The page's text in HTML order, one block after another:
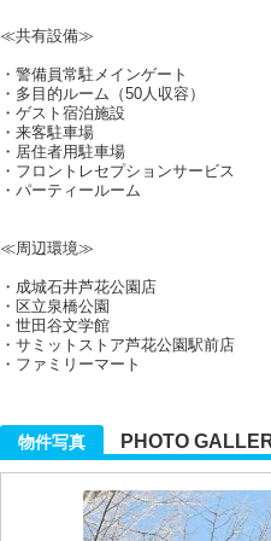
≪共有設備≫
・警備員常駐メインゲート
・多目的ルーム（50人収容）
・ゲスト宿泊施設
・来客駐車場
・居住者用駐車場
・フロントレセプションサービス
・パーティールーム
≪周辺環境≫
・成城石井芦花公園店
・区立泉橋公園
・世田谷文学館
・サミットストア芦花公園駅前店
・ファミリーマート
物件写真 PHOTO